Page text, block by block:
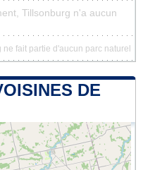
Tillsonburg n'a aucun
ne fait partie d'aucun parc naturel
DE